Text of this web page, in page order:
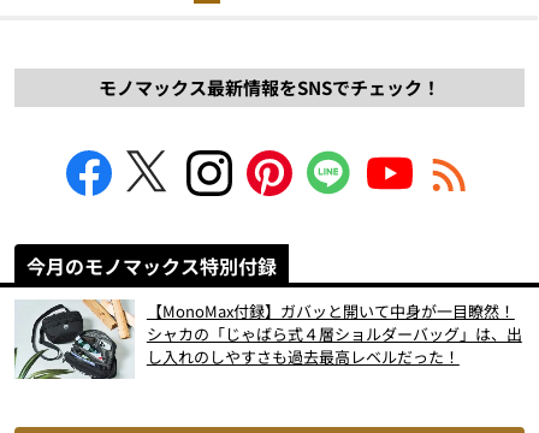
モノマックス最新情報をSNSでチェック！
今月のモノマックス特別付録
【MonoMax付録】ガバッと開いて中身が一目瞭然！
シャカの「じゃばら式４層ショルダーバッグ」は、出
し入れのしやすさも過去最高レベルだった！